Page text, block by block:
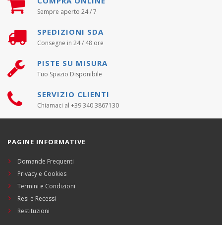
Sempre aperto 24 / 7
SPEDIZIONI SDA
Consegne in 24 / 48 ore
PISTE SU MISURA
Tuo Spazio Disponibile
SERVIZIO CLIENTI
Chiamaci al +39 340 3867130
PAGINE INFORMATIVE
Domande Frequenti
Privacy e Cookies
Termini e Condizioni
Resi e Recessi
Restituzioni